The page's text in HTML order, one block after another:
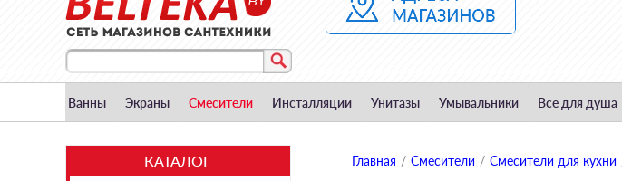
Ванны Экраны Смесители Инсталляции Унитазы Умывальники Все для душа
Главная / Смесители / Смесители для кухни
КАТАЛОГ